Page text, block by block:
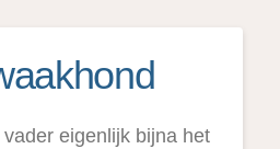
eigenlijk bijna het